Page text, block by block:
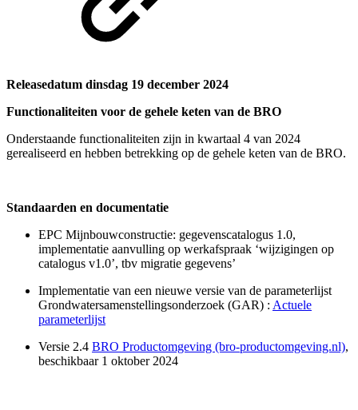
Releasedatum dinsdag 19 december 2024
Functionaliteiten voor de gehele keten van de BRO
Onderstaande functionaliteiten zijn in kwartaal 4 van 2024
gerealiseerd en hebben betrekking op de gehele keten van de BRO.
Standaarden en documentatie
EPC Mijnbouwconstructie: gegevenscatalogus 1.0,
implementatie aanvulling op werkafspraak ‘wijzigingen op
catalogus v1.0’, tbv migratie gegevens’
Implementatie van een nieuwe versie van de parameterlijst
Grondwatersamenstellingsonderzoek (GAR) : Actuele
parameterlijst
Versie 2.4 BRO Productomgeving (bro-productomgeving.nl),
beschikbaar 1 oktober 2024